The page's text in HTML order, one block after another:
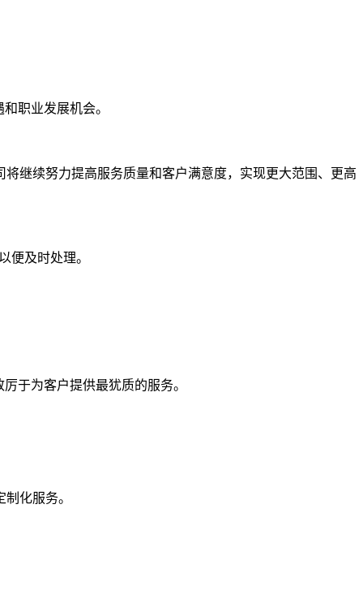
职业发展机会。
继续努力提高服务质量和客户满意度，实现更大范围、更高
便及时处理。
于为客户提供最犹质的服务。
化服务。